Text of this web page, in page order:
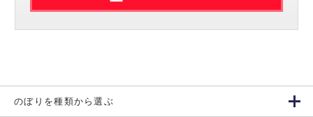
のぼりを種類から選ぶ